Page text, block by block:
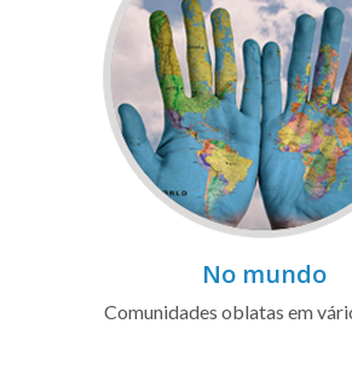
No mundo
Comunidades oblatas em